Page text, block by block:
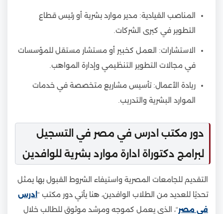
المناصب القيادية: مدير موارد بشرية أو رئيس قطاع
التطوير في كبرى الشركات.
الاستشارات: العمل كخبير أو مستشار مستقل للمؤسسات
في مجالات التطوير التنظيمي وإدارة المواهب.
ريادة الأعمال: تأسيس مشاريع متخصصة في خدمات
الموارد البشرية والتدريب.
دور مكتب ادرس في مصر في التسجيل
لبرامج دكتوراة ادارة موارد بشرية للوافدين
التقديم للجامعات المصرية واستيفاء الشروط القبول بها يمثل
تحديًا للعديد من الطلاب الوافدين، هنا يأتي دور مكتب “ ادرس
في مصر“، الذي يعمل كموجه ومرشد موثوق للطالب خلال